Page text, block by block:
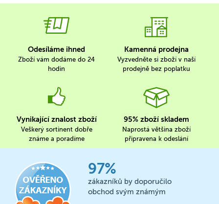
Odesíláme ihned
Zboží vám dodáme do 24
hodin
Kamenná prodejna
Vyzvedněte si zboží v naší
prodejně bez poplatku
Vynikající znalost zboží
Veškerý sortinent dobře
známe a poradíme
95% zboží skladem
Naprostá většina zboží
připravena k odeslání
97%
zákazníků by doporučilo
obchod svým známým